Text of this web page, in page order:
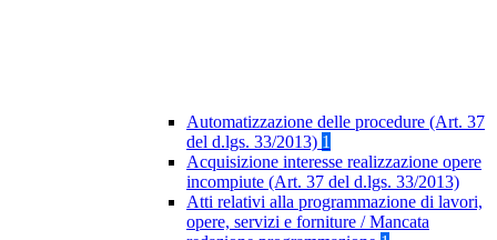
Automatizzazione delle procedure (Art. 37
del d.lgs. 33/2013) 1
Acquisizione interesse realizzazione opere
incompiute (Art. 37 del d.lgs. 33/2013)
Atti relativi alla programmazione di lavori,
opere, servizi e forniture / Mancata